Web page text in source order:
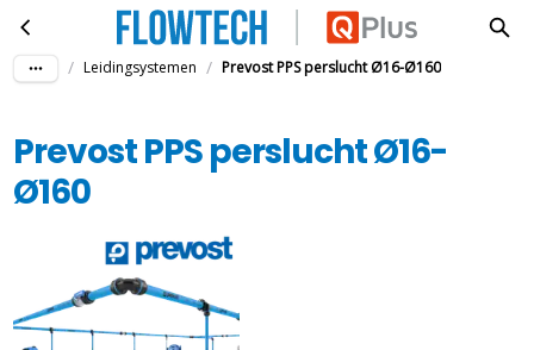
Ga naar hoofdinhoudPrevost PPS perslucht Ø16-Ø160
/ Leidingsystemen / Prevost PPS perslucht Ø16-Ø160
Prevost PPS perslucht Ø16-
Ø160